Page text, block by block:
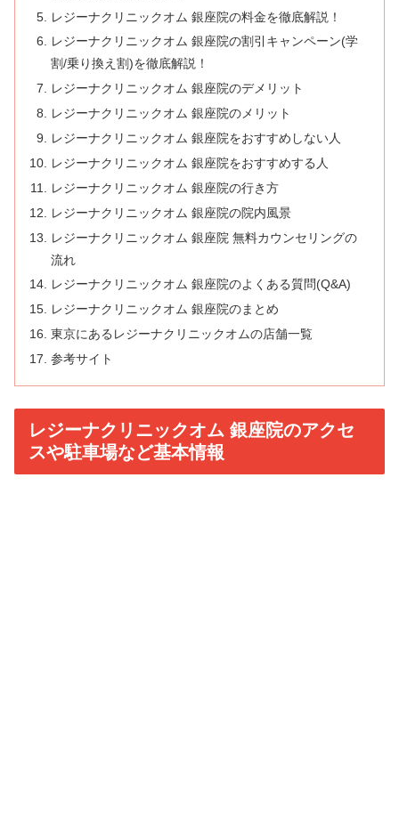
レジーナクリニックオム 銀座院の料金を徹底解説！
レジーナクリニックオム 銀座院の割引キャンペーン(学
割/乗り換え割)を徹底解説！
レジーナクリニックオム 銀座院のデメリット
レジーナクリニックオム 銀座院のメリット
レジーナクリニックオム 銀座院をおすすめしない人
レジーナクリニックオム 銀座院をおすすめする人
レジーナクリニックオム 銀座院の行き方
レジーナクリニックオム 銀座院の院内風景
レジーナクリニックオム 銀座院 無料カウンセリングの
流れ
レジーナクリニックオム 銀座院のよくある質問(Q&A)
レジーナクリニックオム 銀座院のまとめ
東京にあるレジーナクリニックオムの店舗一覧
参考サイト
レジーナクリニックオム 銀座院のアクセ
スや駐車場など基本情報